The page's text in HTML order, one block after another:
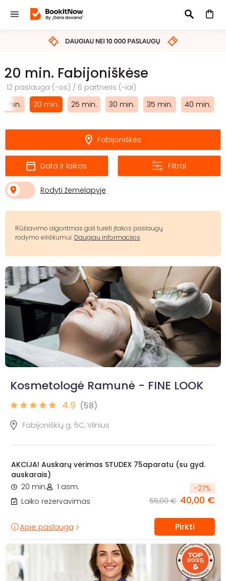
IEŠKOTI
20 min. Fabijoniškėse
12 paslauga (-os) / 6 partneris (-iai)
min.
20 min. 25 min. 30 min. 35 min. 40 min.
Fabijoniškės
Data ir laikas Filtrai
Rodyti žemėlapyje
Rūšiavimo algoritmas gali turėti įtakos paslaugų
rodymo eiliškumui. Daugiau informacijos
Kosmetologė Ramunė - FINE LOOK
4.9 (58)
Fabijoniškių g. 5C, Vilnius
AKCIJA! Auskarų vėrimas STUDEX 75aparatu (su gyd.
auskarais)
20 min.
1 asm.
Laiko rezervavimas
-27%
55,00 € 40,00 €
Apie paslaugą Pirkti